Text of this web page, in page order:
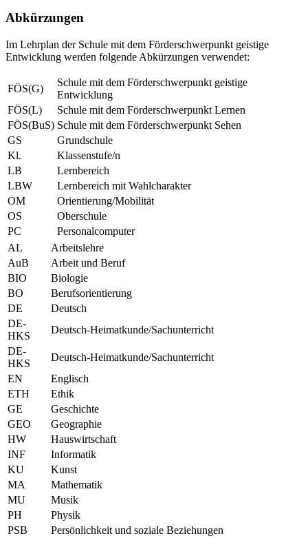
Abkürzungen
Im Lehrplan der Schule mit dem Förderschwerpunkt geistige
Entwicklung werden folgende Abkürzungen verwendet:
FÖS(G)
Schule mit dem Förderschwerpunkt geistige
Entwicklung
FÖS(L)
Schule mit dem Förderschwerpunkt Lernen
FÖS(BuS) Schule mit dem Förderschwerpunkt Sehen
GS
Grundschule
Kl.
Klassenstufe/n
LB
Lernbereich
LBW
Lernbereich mit Wahlcharakter
OM
Orientierung/Mobilität
OS
Oberschule
PC
Personalcomputer
AL
Arbeitslehre
AuB
Arbeit und Beruf
BIO
Biologie
BO
Berufsorientierung
DE
Deutsch
DE-
HKS
Deutsch-Heimatkunde/Sachunterricht
DE-
HKS
Deutsch-Heimatkunde/Sachunterricht
EN
Englisch
ETH
Ethik
GE
Geschichte
GEO
Geographie
HW
Hauswirtschaft
INF
Informatik
KU
Kunst
MA
Mathematik
MU
Musik
PH
Physik
PSB
Persönlichkeit und soziale Beziehungen